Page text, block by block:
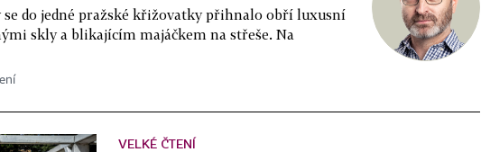
se do jedné pražské křižovatky přihnalo obří luxusní
skly a blikajícím majáčkem na střeše. Na
VELKÉ ČTENÍ